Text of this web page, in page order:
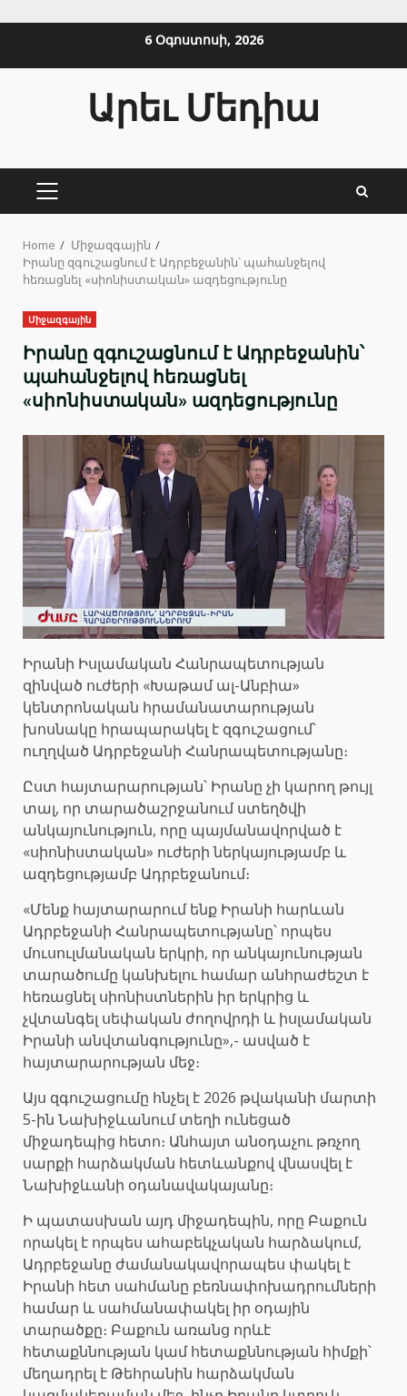
6 Օգոստոսի, 2026
Արեւ Մեդիա
PRIMARY
Home
Միջազգային
Իրանը զգուշացնում է Ադրբեջանին՝ պահանջելով
հեռացնել «սիոնիստական» ազդեցությունը
Միջազգային
Իրանը զգուշացնում է Ադրբեջանին՝
պահանջելով հեռացնել
«սիոնիստական» ազդեցությունը
Իրանի Իսլամական Հանրապետության
զինված ուժերի «Խաթամ ​​ալ-Անբիա»
կենտրոնական հրամանատարության
խոսնակը հրապարակել է զգուշացում՝
ուղղված Ադրբեջանի Հանրապետությանը։
Ըստ հայտարարության՝ Իրանը չի կարող թույլ
տալ, որ տարածաշրջանում ստեղծվի
անկայունություն, որը պայմանավորված է
«սիոնիստական» ուժերի ներկայությամբ և
ազդեցությամբ Ադրբեջանում։
«Մենք հայտարարում ենք Իրանի հարևան
Ադրբեջանի Հանրապետությանը՝ որպես
մուսուլմանական երկրի, որ անկայունության
տարածումը կանխելու համար անհրաժեշտ է
հեռացնել սիոնիստներին իր երկրից և
չվտանգել սեփական ժողովրդի և իսլամական
Իրանի անվտանգությունը»,- ասված է
հայտարարության մեջ։
Այս զգուշացումը հնչել է 2026 թվականի մարտի
5-ին Նախիջևանում տեղի ունեցած
միջադեպից հետո։ Անհայտ անօդաչու թռչող
սարքի հարձակման հետևանքով վնասվել է
Նախիջևանի օդանավակայանը։
Ի պատասխան այդ միջադեպին, որը Բաքուն
որակել է որպես ահաբեկչական հարձակում,
Ադրբեջանը ժամանակավորապես փակել է
Իրանի հետ սահմանը բեռնափոխադրումների
համար և սահմանափակել իր օդային
տարածքը։ Բաքուն առանց որևէ
հետաքննության կամ հետաքննության հիմքի՝
մեղադրել է Թեհրանին հարձակման